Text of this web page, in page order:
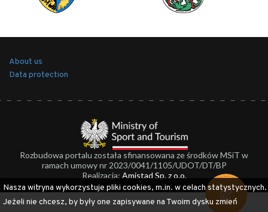
About us
Data protection
Rozbudowa portalu została sfinansowana ze środków MSiT w
ramach umowy nr 2023/0041/1105/UDOT/DT/BP
Realizacja: Amistad Sp. z o.o.
Nasza witryna wykorzystuje pliki cookies, m.in. w celach statystycznych.
Jeżeli nie chcesz, by były one zapisywane na Twoim dysku zmień